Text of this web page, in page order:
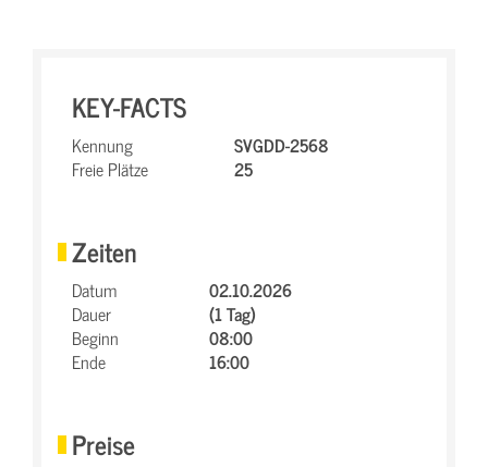
KEY-FACTS
Kennung
SVGDD-2568
Freie Plätze
25
Zeiten
Datum
02.10.2026
Dauer
(1 Tag)
Beginn
08:00
Ende
16:00
Preise